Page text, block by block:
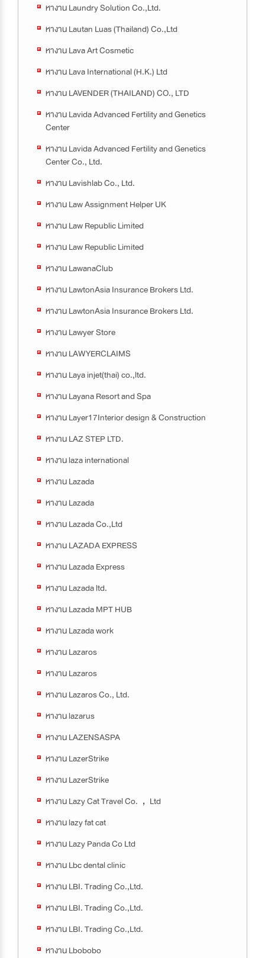
หางาน Laundry Solution Co.,Ltd.
หางาน Lautan Luas (Thailand) Co.,Ltd
หางาน Lava Art Cosmetic
หางาน Lava International (H.K.) Ltd
หางาน LAVENDER (THAILAND) CO., LTD
หางาน Lavida Advanced Fertility and Genetics
Center
หางาน Lavida Advanced Fertility and Genetics
Center Co., Ltd.
หางาน Lavishlab Co., Ltd.
หางาน Law Assignment Helper UK
หางาน Law Republic Limited
หางาน Law Republic Limited
หางาน Lawana​Club​
หางาน LawtonAsia Insurance Brokers Ltd.
หางาน LawtonAsia Insurance Brokers Ltd.
หางาน Lawyer Store
หางาน LAWYERCLAIMS
หางาน Laya injet(thai) co.,ltd.
หางาน Layana Resort and Spa
หางาน Layer17Interior design & Construction
หางาน LAZ STEP LTD.
หางาน laza international
หางาน Lazada
หางาน Lazada
หางาน Lazada Co.,Ltd
หางาน LAZADA EXPRESS
หางาน Lazada Express
หางาน Lazada ltd.
หางาน Lazada MPT HUB
หางาน Lazada work
หางาน Lazaros
หางาน Lazaros
หางาน Lazaros Co., Ltd.
หางาน lazarus
หางาน LAZENSASPA
หางาน LazerStrike
หางาน LazerStrike
หางาน Lazy Cat Travel Co.，Ltd
หางาน lazy fat cat
หางาน Lazy Panda Co Ltd
หางาน Lbc dental clinic
หางาน LBI. Trading Co.,Ltd.
หางาน LBI. Trading Co.,Ltd.
หางาน LBI. Trading Co.,Ltd.
หางาน Lbobobo